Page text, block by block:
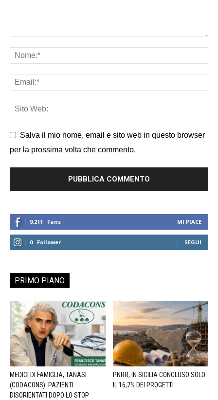
Salva il mio nome, email e sito web in questo browser
per la prossima volta che commento.
9,211 Fans MI PIACE
0 Follower SEGUI
PRIMO PIANO
MEDICI DI FAMIGLIA, TANASI
(CODACONS): PAZIENTI
DISORIENTATI DOPO LO STOP
PNRR, IN SICILIA CONCLUSO SOLO
IL 16,7% DEI PROGETTI